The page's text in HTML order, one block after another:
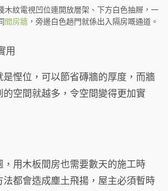
木紋電視凹位連開放層架、下方白色抽屜，一
間房牆 ，旁邊白色趟門就係出入隔房嘅通道。
用
是慳位，可以節省磚牆的厚度，而牆
的空間就越多，令空間變得更加實
，用木板間房也需要數天的施工時
法都會造成塵土飛揚，屋主必須暫時